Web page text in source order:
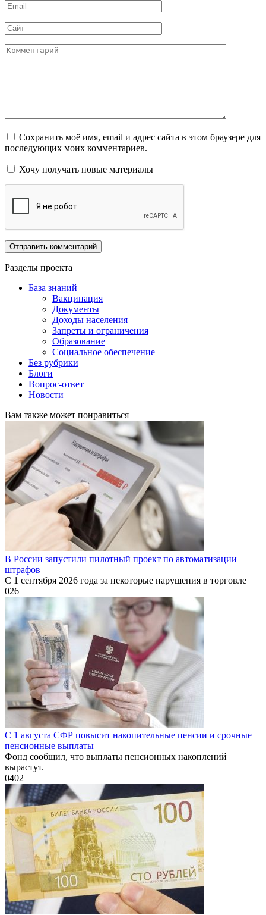
Email
*
Сайт
Комментарий
Сохранить моё имя, email и адрес сайта в этом браузере для
последующих моих комментариев.
Хочу получать новые материалы
Разделы проекта
База знаний
Вакцинация
Документы
Доходы населения
Запреты и ограничения
Образование
Социальное обеспечение
Без рубрики
Блоги
Вопрос-ответ
Новости
Вам также может понравиться
В России запустили пилотный проект по автоматизации
штрафов
С 1 сентября 2026 года за некоторые нарушения в торговле
026
С 1 августа СФР повысит накопительные пенсии и срочные
пенсионные выплаты
Фонд сообщил, что выплаты пенсионных накоплений
вырастут.
0402